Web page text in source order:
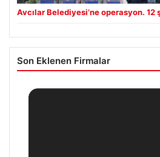
Avcılar Belediyesi’ne operasyon. 12
Son Eklenen Firmalar